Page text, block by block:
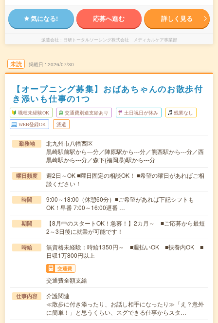
気になる! 応募へ進む 詳しく見る
派遣会社 日研トータルソーシング株式会社 メディカルケア事業部
未読 掲載日 2026/07/30
【オープニング募集】おばあちゃんのお散歩付
き添いも仕事の1つ
職種未経験OK 交通費別途支給あり 土日祝日が休み 残業なし
WEB登録OK 派遣
勤務地
北九州市八幡西区
黒崎駅前駅から---分／陣原駅から---分／熊西駅から---分／西
黒崎駅から---分／森下(福岡県)駅から---分
曜日頻度
週2日～OK ■曜日固定の相談OK！ ■希望の曜日があればご相
談ください！
時間
9:00～18:00（休憩60分）■ご希望があれば下記シフトも
OK！早番 7:00～16:00遅番 …
期間
【8月中のスタートOK！急募！】2カ月～ ■ご応募から最短
2～3日後に就業が可能です！
時給
無資格未経験：時給1350円～ ■週払いOK ■扶養内OK ■
日収1万800円以上
交通費
交通費全額支給
仕事内容
介護関連
≪散歩に付き添ったり、お話し相手になったり≫「え？意外
に簡単！」と思うくらい、スグできる仕事からスタ…